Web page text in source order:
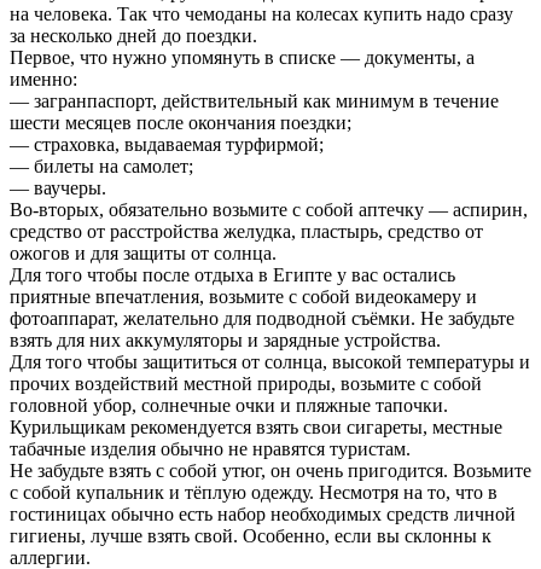
на человека. Так что чемоданы на колесах купить надо сразу
за несколько дней до поездки.
Первое, что нужно упомянуть в списке — документы, а
именно:
— загранпаспорт, действительный как минимум в течение
шести месяцев после окончания поездки;
— страховка, выдаваемая турфирмой;
— билеты на самолет;
— ваучеры.
Во-вторых, обязательно возьмите с собой аптечку — аспирин,
средство от расстройства желудка, пластырь, средство от
ожогов и для защиты от солнца.
Для того чтобы после отдыха в Египте у вас остались
приятные впечатления, возьмите с собой видеокамеру и
фотоаппарат, желательно для подводной съёмки. Не забудьте
взять для них аккумуляторы и зарядные устройства.
Для того чтобы защититься от солнца, высокой температуры и
прочих воздействий местной природы, возьмите с собой
головной убор, солнечные очки и пляжные тапочки.
Курильщикам рекомендуется взять свои сигареты, местные
табачные изделия обычно не нравятся туристам.
Не забудьте взять с собой утюг, он очень пригодится. Возьмите
с собой купальник и тёплую одежду. Несмотря на то, что в
гостиницах обычно есть набор необходимых средств личной
гигиены, лучше взять свой. Особенно, если вы склонны к
аллергии.